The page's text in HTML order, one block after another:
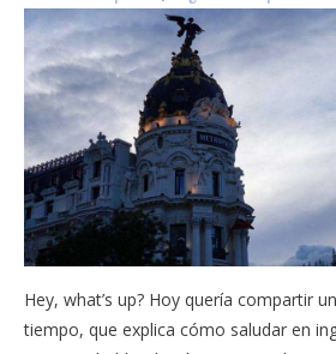
Hey, what’s up? Hoy quería compartir
tiempo, que explica cómo saludar en